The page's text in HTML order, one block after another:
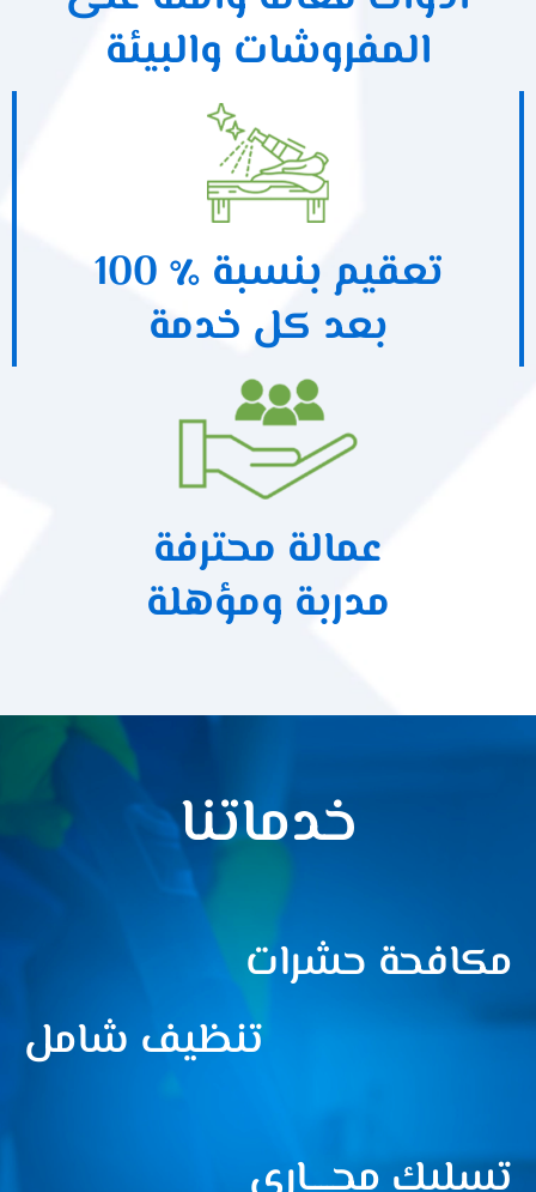
المفروشات والبيئة
تعقيم بنسبة ٪ 100
بعد كل خدمة
عمالة محترفة
مدربة ومؤهلة
خدماتنا
مكافحة حشرات
تنظيف شامل